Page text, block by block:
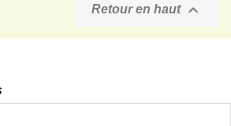
Retour en haut 